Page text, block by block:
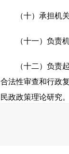
（十）承担机
（十一）负责
（十二）负责
合法性审查和行政
民政政策理论研究